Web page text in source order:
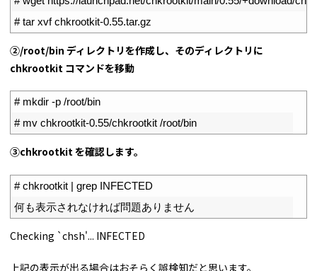
# tar xvf chkrootkit-0.55.tar.gz
➁/root/bin ディレクトリを作成し、そのディレクトリに
chkrootkit コマンドを移動
# mkdir -p /root/bin
# mv chkrootkit-0.55/chkrootkit /root/bin
➂chkrootkit を確認します。
# chkrootkit | grep INFECTED
何も表示されなければ問題ありません
Checking `chsh'... INFECTED
上記の表示が出る場合はおそらく誤検知だと思います。